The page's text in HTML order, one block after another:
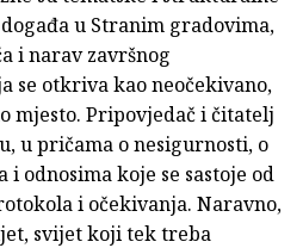
u Stranim gradovima,
i narav završnog
se otkriva kao neočekivano,
mjesto. Pripovjedač i čitatelj
u pričama o nesigurnosti, o
odnosima koje se sastoje od
i očekivanja. Naravno,
svijet koji tek treba